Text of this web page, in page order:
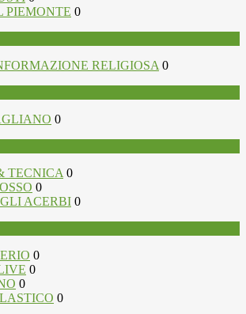
PIEMONTE 0
RELIGIOSA 0
0
TECNICA 0
0
ACERBI 0
0
0
0
0